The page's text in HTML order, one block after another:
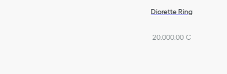
Diorette Ring
20.000,00 €